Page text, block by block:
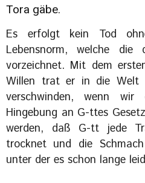
Tora gäbe.
Es erfolgt kein Tod
Lebensnorm, welche die
vorzeichnet. Mit dem
Willen trat er in die Welt
verschwinden, wenn wir
Hingebung an G-ttes
werden, daß G-tt jede
trocknet und die
unter der es schon lange